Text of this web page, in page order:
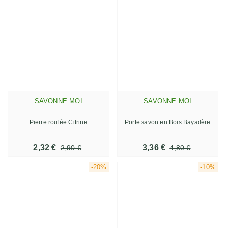
SAVONNE MOI
Pierre roulée Citrine
2,32 € 2,90 €
SAVONNE MOI
Porte savon en Bois Bayadère
3,36 € 4,80 €
-20% -10%